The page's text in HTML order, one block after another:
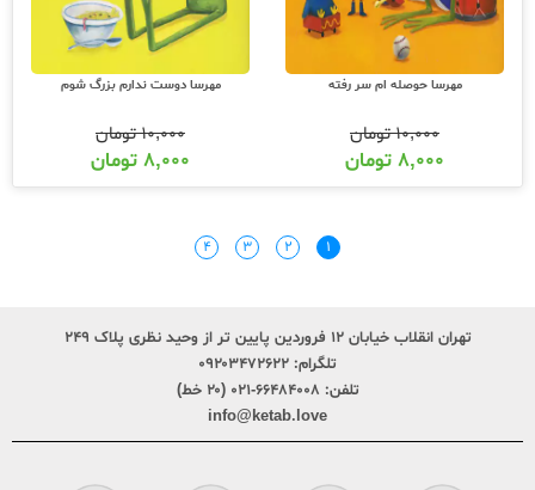
مهرسا حوصله ام سر رفته
۱۰,۰۰۰تومان
۸,۰۰۰ تومان
مهرسا دوست ندارم بزرگ شوم
۱۰,۰۰۰تومان
۸,۰۰۰ تومان
۱ ۲ ۳ ۴
تهران انقلاب خیابان ۱۲ فروردین پایین تر از وحید نظری پلاک ۲۴۹
تلگرام: ۰۹۲۰۳۴۷۲۶۲۲
تلفن: ۶۶۴۸۴۰۰۸-۰۲۱ (۲۰ خط)
info@ketab.love